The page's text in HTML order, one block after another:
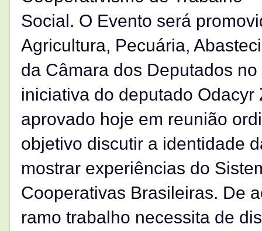
Social. O Evento será
Agricultura, Pecuária,
da Câmara dos Deputados
iniciativa do deputado
aprovado hoje em reunião
objetivo discutir a identidade
mostrar experiências do
Cooperativas Brasileiras. De
ramo trabalho necessita de